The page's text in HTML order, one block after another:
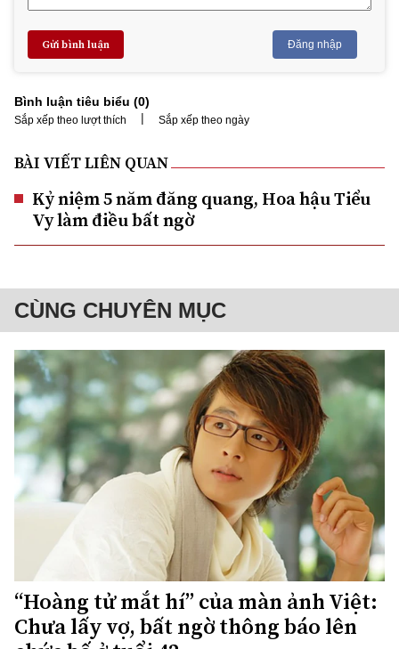
Gửi bình luận Đăng nhập
Bình luận tiêu biểu (0)
Sắp xếp theo lượt thích | Sắp xếp theo ngày
BÀI VIẾT LIÊN QUAN
Kỷ niệm 5 năm đăng quang, Hoa hậu Tiểu
Vy làm điều bất ngờ
CÙNG CHUYÊN MỤC
“Hoàng tử mắt hí” của màn ảnh Việt:
Chưa lấy vợ, bất ngờ thông báo lên